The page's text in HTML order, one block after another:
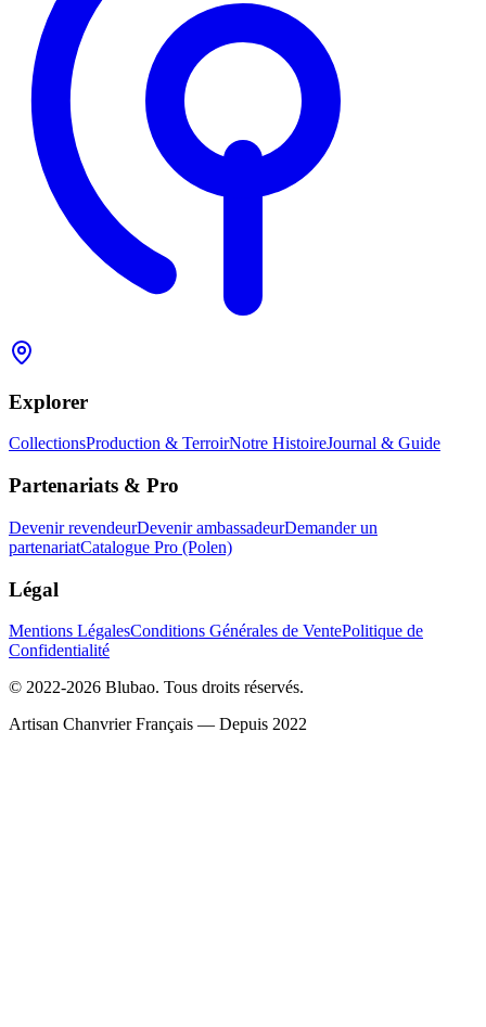
Explorer
CollectionsProduction & TerroirNotre HistoireJournal & Guide
Partenariats & Pro
Devenir revendeurDevenir ambassadeurDemander un
partenariatCatalogue Pro (Polen)
Légal
Mentions LégalesConditions Générales de VentePolitique de
Confidentialité
© 2022-2026 Blubao. Tous droits réservés.
Artisan Chanvrier Français — Depuis 2022